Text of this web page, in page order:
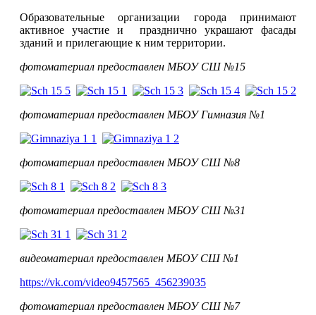
Образовательные организации города принимают
активное участие и празднично украшают фасады
зданий и прилегающие к ним территории.
фотоматериал предоставлен МБОУ СШ №15
фотоматериал предоставлен МБОУ Гимназия №1
фотоматериал предоставлен МБОУ СШ №8
фотоматериал предоставлен МБОУ СШ №31
видеоматериал предоставлен МБОУ СШ №1
https://vk.com/video9457565_456239035
фотоматериал предоставлен МБОУ СШ №7